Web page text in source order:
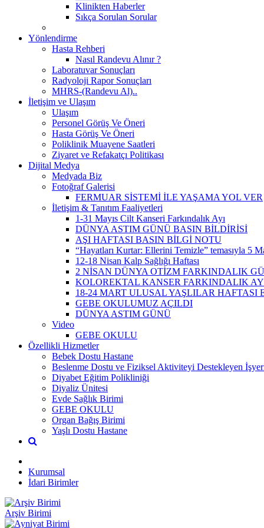
Klinikten Haberler
Sıkça Sorulan Sorular
Yönlendirme
Hasta Rehberi
Nasıl Randevu Alınır ?
Laboratuvar Sonuçları
Radyoloji Rapor Sonuçları
MHRS-(Randevu Al)..
İletişim ve Ulaşım
Ulaşım
Personel Görüş Ve Öneri
Hasta Görüş Ve Öneri
Poliklinik Muayene Saatleri
Ziyaret ve Refakatçı Politikası
Dijital Medya
Medyada Biz
Fotoğraf Galerisi
FERMUAR SİSTEMİ İLE YAŞAMA YOL VER
İletişim & Tanıtım Faaliyetleri
1-31 Mayıs Cilt Kanseri Farkındalık Ayı
DÜNYA ASTIM GÜNÜ BASIN BİLDİRİSİ
AŞI HAFTASI BASIN BİLGİ NOTU
“Hayatları Kurtar: Ellerini Temizle” temasıyla 5
12-18 Nisan Kalp Sağlığı Haftası
2 NİSAN DÜNYA OTİZM FARKINDALIK
KOLOREKTAL KANSER FARKINDALIK
18-24 MART ULUSAL YAŞLILAR HAFTASI
GEBE OKULUMUZ AÇILDI
DÜNYA ASTIM GÜNÜ
Video
GEBE OKULU
Özellikli Hizmetler
Bebek Dostu Hastane
Beslenme Dostu ve Fiziksel Aktiviteyi Destekleyen
Diyabet Eğitim Polikliniği
Diyaliz Ünitesi
Evde Sağlık Birimi
GEBE OKULU
Organ Bağış Birimi
Yaşlı Dostu Hastane
Kurumsal
İdari Birimler
Arşiv Birimi